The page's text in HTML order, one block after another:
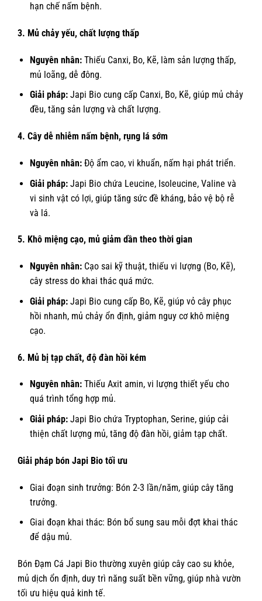
hạn chế nấm bệnh.
3. Mủ chảy yếu, chất lượng thấp
Nguyên nhân:Thiếu Canxi, Bo, Kẽ, làm sản lượng thấp,
mủ loãng, dễ đông.
Giải pháp:Japi Bio cung cấp Canxi, Bo, Kẽ, giúp mủ chảy
đều, tăng sản lượng và chất lượng.
4. Cây dễ nhiễm nấm bệnh, rụng lá sớm
Nguyên nhân:Độ ẩm cao, vi khuẩn, nấm hại phát triển.
Giải pháp:Japi Bio chứa Leucine, Isoleucine, Valine và
vi sinh vật có lợi, giúp tăng sức đề kháng, bảo vệ bộ rễ
và lá.
5. Khô miệng cạo, mủ giảm dần theo thời gian
Nguyên nhân:Cạo sai kỹ thuật, thiếu vi lượng (Bo, Kẽ),
cây stress do khai thác quá mức.
Giải pháp:Japi Bio cung cấp Bo, Kẽ, giúp vỏ cây phục
hồi nhanh, mủ chảy ổn định, giảm nguy cơ khô miệng
cạo.
6. Mủ bị tạp chất, độ đàn hồi kém
Nguyên nhân:Thiếu Axit amin, vi lượng thiết yếu cho
quá trình tổng hợp mủ.
Giải pháp:Japi Bio chứa Tryptophan, Serine, giúp cải
thiện chất lượng mủ, tăng độ đàn hồi, giảm tạp chất.
Giải pháp bón Japi Bio tối ưu
Giai đoạn sinh trưởng: Bón 2-3 lần/năm, giúp cây tăng
trưởng.
Giai đoạn khai thác: Bón bổ sung sau mỗi đợt khai thác
để dậu mủ.
Bón Đạm Cá Japi Bio thường xuyên giúp cây cao su khỏe,
mủ dịch ổn định, duy trì năng suất bền vững, giúp nhà vườn
tối ưu hiệu quả kinh tế.